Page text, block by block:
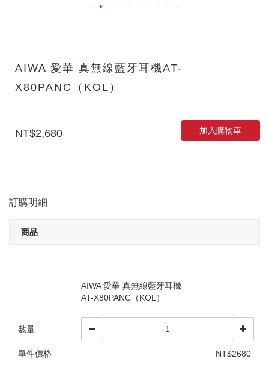
AIWA 愛華 真無線藍牙耳機AT-
X80PANC（KOL）
NT$2,680 加入購物車
訂購明細
商品
AIWA 愛華 真無線藍牙耳機
AT-X80PANC（KOL）
數量
單件價格
NT$2680